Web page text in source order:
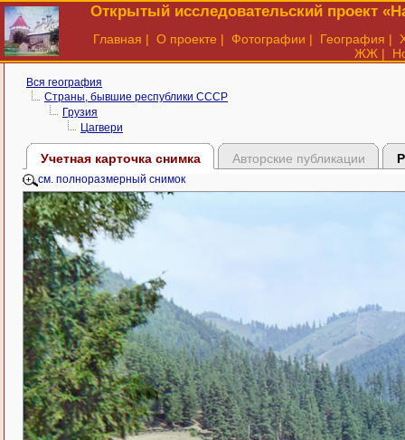
Открытый исследовательский проект
Главная | О проекте | Фотографии | География |
ЖЖ |
Вся география
Страны, бывшие республики СССР
Грузия
Цагвери
Учетная карточка снимка Авторские публикации
см. полноразмерный снимок